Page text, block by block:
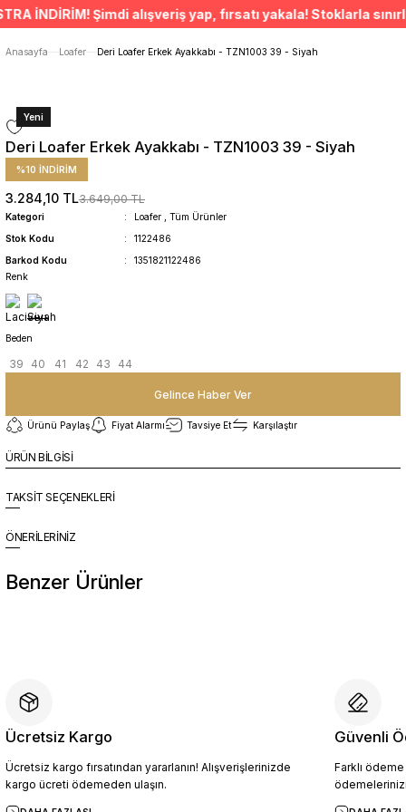
ÜCRETSİZ TESLİMAT İMKANI
SÜRDÜRÜLEBİLİR ÜRÜNLER
Anasayfa
Loafer Deri Loafer Erkek Ayakkabı - TZN1003 39 - Siyah
Yeni
Deri Loafer Erkek Ayakkabı - TZN1003 39 - Siyah
%10 İNDİRİM
3.284,10 TL3.649,00 TL
Kategori Loafer
Tüm Ürünler
Stok Kodu
1122486
Barkod Kodu
1351821122486
Renk
Beden
39 40 41 42 43 44
Gelince Haber Ver
Ürünü Paylaş Fiyat Alarmı Tavsiye Et Karşılaştır
ÜRÜN BİLGİSİ
TAKSİT SEÇENEKLERİ
ÖNERİLERİNİZ
Benzer Ürünler
4.454,10 TL
4.949,00 TL
Sepete Ekle
Ücretsiz Kargo
Ücretsiz kargo fırsatından yararlanın! Alışverişlerinizde
kargo ücreti ödemeden ulaşın.
Güvenli
Farklı
İNDİRİM! Şimdi alışveriş yap, fırsatı yakala! Stoklarla